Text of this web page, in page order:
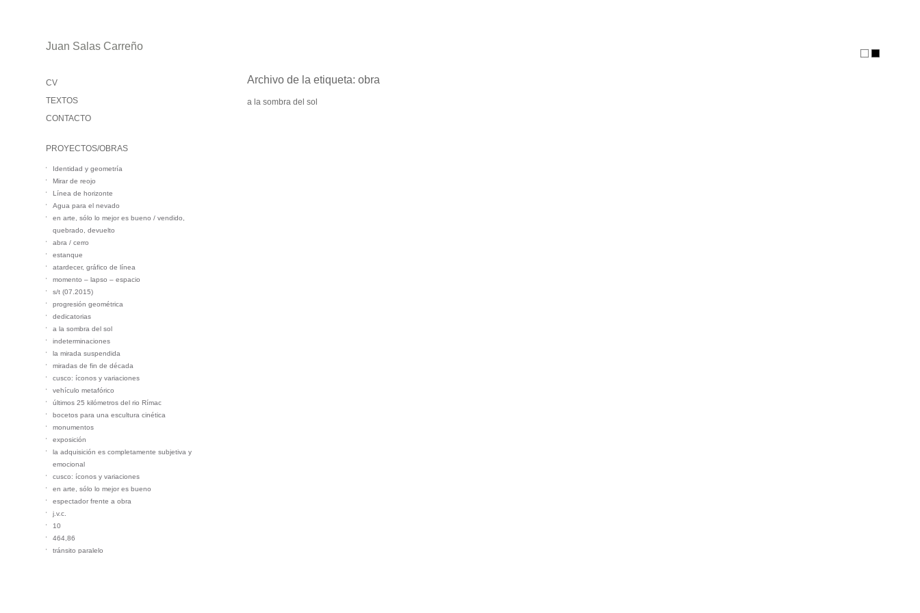
Juan Salas Carreño
CV
TEXTOS
CONTACTO
PROYECTOS/OBRAS
Identidad y geometría
Mirar de reojo
Línea de horizonte
Agua para el nevado
en arte, sólo lo mejor es bueno / vendido,
quebrado, devuelto
abra / cerro
estanque
atardecer, gráfico de línea
momento – lapso – espacio
s/t (07.2015)
progresión geométrica
dedicatorias
a la sombra del sol
indeterminaciones
la mirada suspendida
miradas de fin de década
cusco: íconos y variaciones
vehículo metafórico
últimos 25 kilómetros del rio Rímac
bocetos para una escultura cinética
monumentos
exposición
la adquisición es completamente subjetiva y
emocional
cusco: íconos y variaciones
en arte, sólo lo mejor es bueno
espectador frente a obra
j.v.c.
10
464,86
tránsito paralelo
Archivo de la etiqueta:obra
a la sombra del sol